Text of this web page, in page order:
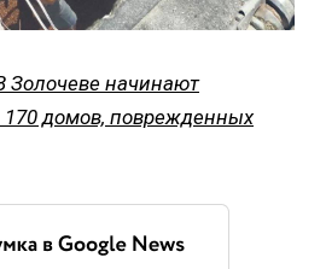
Золочеве начинают
170 домов, поврежденных